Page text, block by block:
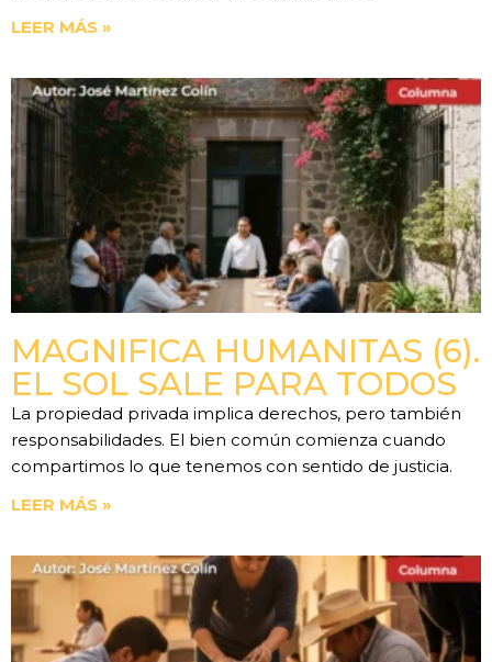
LEER MÁS »
MAGNIFICA HUMANITAS (6).
EL SOL SALE PARA TODOS
La propiedad privada implica derechos, pero también
responsabilidades. El bien común comienza cuando
compartimos lo que tenemos con sentido de justicia.
LEER MÁS »